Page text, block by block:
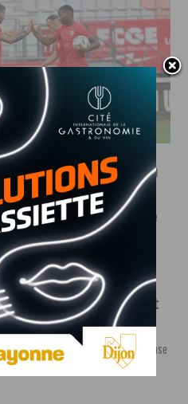
AVANT LE GRAND
SPORT
de la Côte-d’Or à vélo en
: le défi de Victor Bosoni
que s’apprête à relever l’ultra-cycliste
est simple : parcourir 571...
SPORT
préparation sereine avant
en Ligue 2
Lorraine, le DFCO a achevé sa phase
par un...